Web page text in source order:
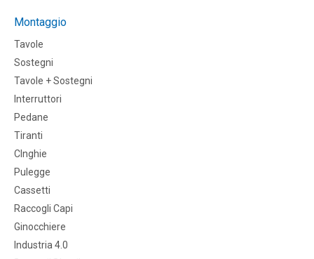
Montaggio
Tavole
Sostegni
Tavole + Sostegni
Interruttori
Pedane
Tiranti
CInghie
Pulegge
Cassetti
Raccogli Capi
Ginocchiere
Industria 4.0